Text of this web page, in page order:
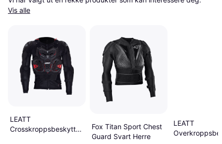
Vis alle
LEATT
Crosskroppsbeskyttelse
Fox Titan Sport Chest
Guard Svart Herre
LEATT